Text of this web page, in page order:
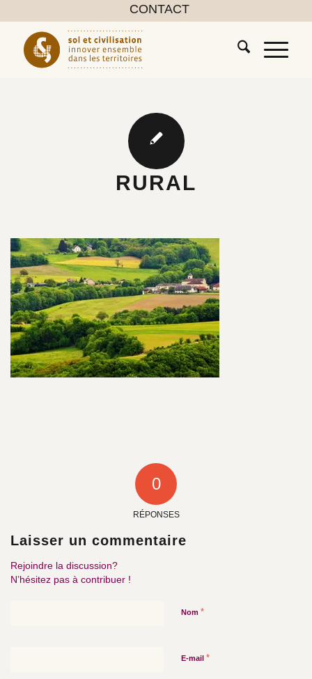
CONTACT
RURAL
0
RÉPONSES
Laisser un commentaire
Rejoindre la discussion?
N’hésitez pas à contribuer !
Nom *
E-mail *